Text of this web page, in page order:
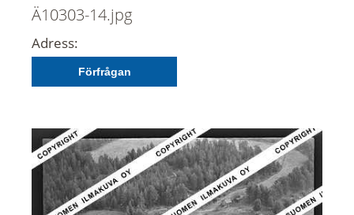
Ä10303-14.jpg
Adress:
Förfrågan